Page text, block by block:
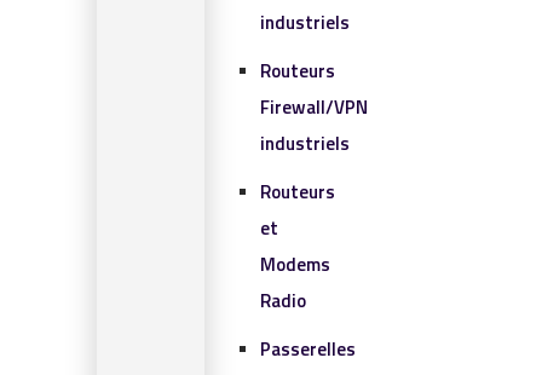
industriels
Routeurs
Firewall/VPN
industriels
Routeurs
et
Modems
Radio
Passerelles